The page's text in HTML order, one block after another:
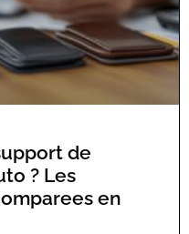
de
? Les
en